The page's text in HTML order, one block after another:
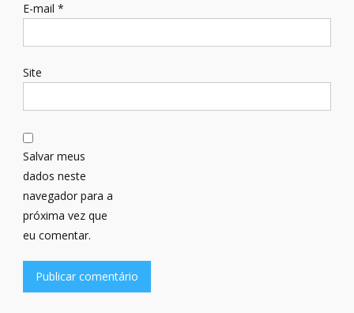
E-mail *
Site
Salvar meus
dados neste
navegador para a
próxima vez que
eu comentar.